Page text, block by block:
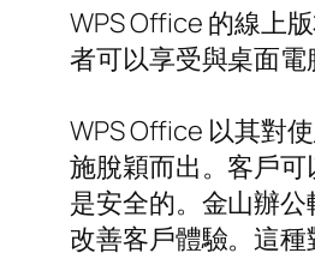
WPS Office 的線上
者可以享受與桌面電
WPS Office 以其對
施脫穎而出。客戶
是安全的。金山辦
改善客戶體驗。這